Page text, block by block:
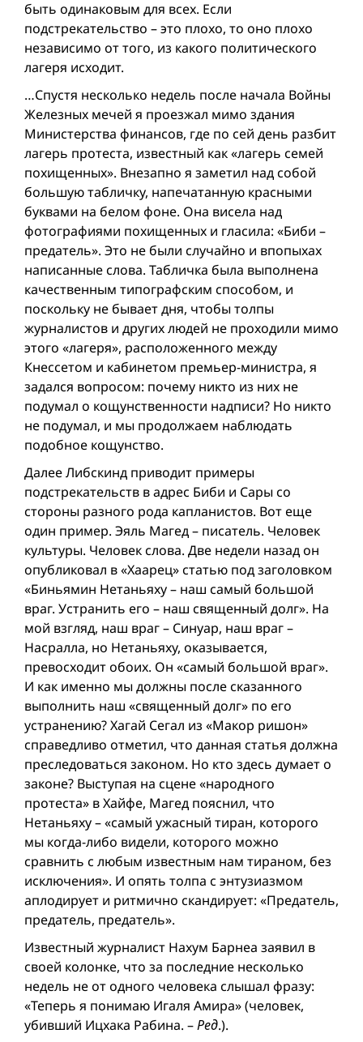
быть одинаковым для всех. Если
подстрекательство – это плохо, то оно плохо
независимо от того, из какого политического
лагеря исходит.
…Спустя несколько недель после начала Войны
Железных мечей я проезжал мимо здания
Министерства финансов, где по сей день разбит
лагерь протеста, известный как «лагерь семей
похищенных». Внезапно я заметил над собой
большую табличку, напечатанную красными
буквами на белом фоне. Она висела над
фотографиями похищенных и гласила: «Биби –
предатель». Это не были случайно и впопыхах
написанные слова. Табличка была выполнена
качественным типографским способом, и
поскольку не бывает дня, чтобы толпы
журналистов и других людей не проходили мимо
этого «лагеря», расположенного между
Кнессетом и кабинетом премьер-министра, я
задался вопросом: почему никто из них не
подумал о кощунственности надписи? Но никто
не подумал, и мы продолжаем наблюдать
подобное кощунство.
Далее Либскинд приводит примеры
подстрекательств в адрес Биби и Сары со
стороны разного рода капланистов. Вот еще
один пример. Эяль Магед – писатель. Человек
культуры. Человек слова. Две недели назад он
опубликовал в «Хаарец» статью под заголовком
«Биньямин Нетаньяху – наш самый большой
враг. Устранить его – наш священный долг». На
мой взгляд, наш враг – Синуар, наш враг –
Насралла, но Нетаньяху, оказывается,
превосходит обоих. Он «самый большой враг».
И как именно мы должны после сказанного
выполнить наш «священный долг» по его
устранению? Хагай Сегал из «Макор ришон»
справедливо отметил, что данная статья должна
преследоваться законом. Но кто здесь думает о
законе? Выступая на сцене «народного
протеста» в Хайфе, Магед пояснил, что
Нетаньяху – «самый ужасный тиран, которого
мы когда-либо видели, которого можно
сравнить с любым известным нам тираном, без
исключения». И опять толпа с энтузиазмом
аплодирует и ритмично скандирует: «Предатель,
предатель, предатель».
Известный журналист Нахум Барнеа заявил в
своей колонке, что за последние несколько
недель не от одного человека слышал фразу:
«Теперь я понимаю Игаля Амира» (человек,
убивший Ицхака Рабина. –Ред.).